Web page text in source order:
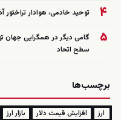
۴ توحید خادمی، هوادار تراختور آذربایجان،
۵
گامی دیگر در همگرایی جهان
سطح اتحاد
برچسب‌ها
ارز افزایش قیمت دلار بازار ارز